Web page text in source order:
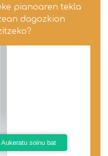
pianoaren tekla
dagozkion